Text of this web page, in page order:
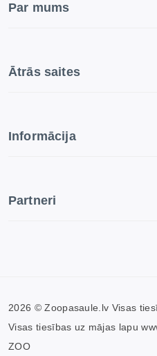
Par mums
Ātrās saites
Informācija
Partneri
2026 © Zoopasaule.lv Visas
Visas tiesības uz mājas lapu
ZOO